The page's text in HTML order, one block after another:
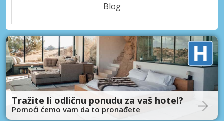
Blog
Tražite li odličnu ponudu za vaš hotel?
Pomoći ćemo vam da to pronađete